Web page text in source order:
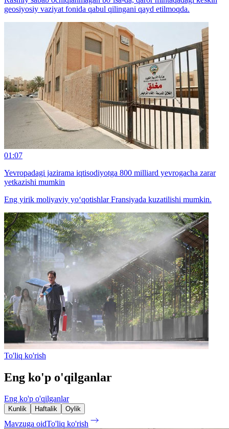
geosiyosiy vaziyat fonida qabul qilingani qayd etilmoqda.
01:07
Yevropadagi jazirama iqtisodiyotga 800 milliard yevrogacha zarar
yetkazishi mumkin
Eng yirik moliyaviy yo‘qotishlar Fransiyada kuzatilishi mumkin.
To'liq ko'rish
Eng ko'p o'qilganlar
Eng ko'p o'qilganlar
Kunlik Haftalik Oylik
Mavzuga oidTo'liq ko'rish